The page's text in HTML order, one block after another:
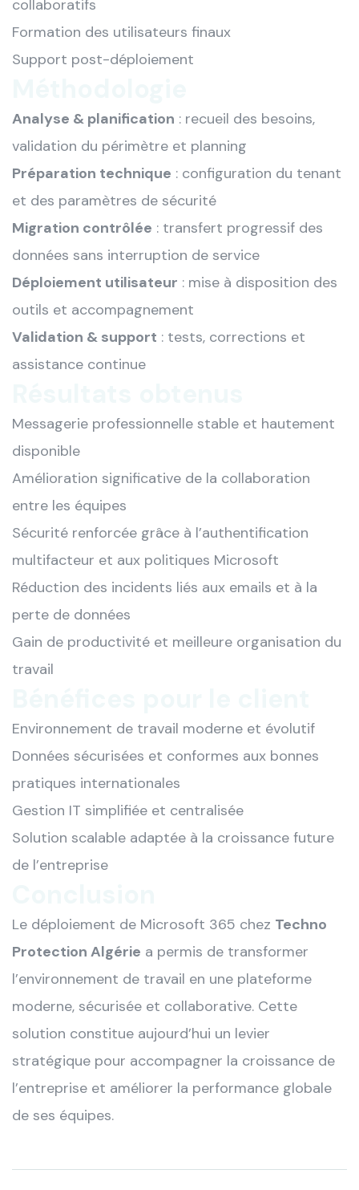
collaboratifs
Formation des utilisateurs finaux
Support post-déploiement
Analyse & planification : recueil des besoins,
validation du périmètre et planning
Préparation technique : configuration du tenant
et des paramètres de sécurité
Migration contrôlée : transfert progressif des
données sans interruption de service
Déploiement utilisateur : mise à disposition des
outils et accompagnement
Validation & support : tests, corrections et
assistance continue
Messagerie professionnelle stable et hautement
disponible
Amélioration significative de la collaboration
entre les équipes
Sécurité renforcée grâce à l’authentification
multifacteur et aux politiques Microsoft
Réduction des incidents liés aux emails et à la
perte de données
Gain de productivité et meilleure organisation du
travail
Environnement de travail moderne et évolutif
Données sécurisées et conformes aux bonnes
pratiques internationales
Gestion IT simplifiée et centralisée
Solution scalable adaptée à la croissance future
de l’entreprise
Le déploiement de Microsoft 365 chez Techno
Protection Algérie a permis de transformer
l’environnement de travail en une plateforme
moderne, sécurisée et collaborative. Cette
solution constitue aujourd’hui un levier
stratégique pour accompagner la croissance de
l’entreprise et améliorer la performance globale
de ses équipes.